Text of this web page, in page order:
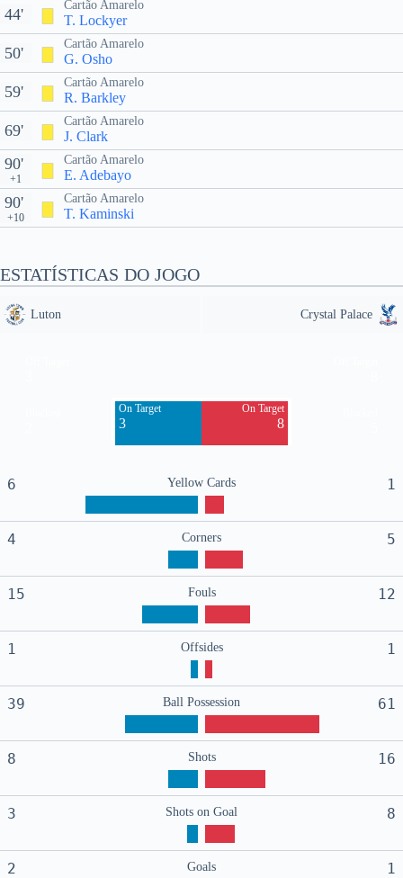
Cartão Amarelo
T. Lockyer
44'
Cartão Amarelo
G. Osho
50'
Cartão Amarelo
R. Barkley
59'
Cartão Amarelo
J. Clark
69'
Cartão Amarelo
E. Adebayo
90'
+1
Cartão Amarelo
T. Kaminski
90'
+10
ESTATÍSTICAS DO JOGO
Luton Crystal Palace
On Target
3
On Target
8
6 Yellow Cards 1
4 Corners 5
15 Fouls 12
1 Offsides 1
39 Ball Possession 61
8 Shots 16
3 Shots on Goal 8
2 Goals 1